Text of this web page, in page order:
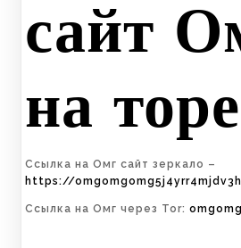
сайт
на торе
Ссылка на Омг сайт зеркало –
https://
Ссылка на Омг через Tor: